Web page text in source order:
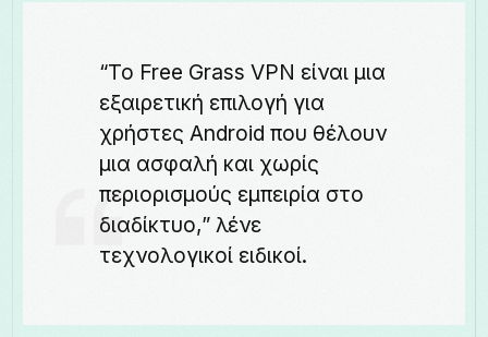
“Το Free Grass VPN είναι μια
εξαιρετική επιλογή για
χρήστες Android που θέλουν
μια ασφαλή και χωρίς
περιορισμούς εμπειρία στο
διαδίκτυο,” λένε
τεχνολογικοί ειδικοί.